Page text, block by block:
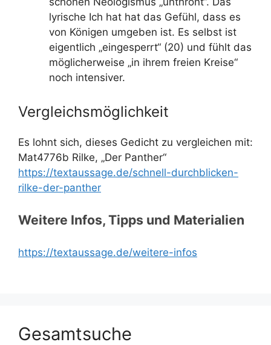
lyrische Ich hat hat das Gefühl, dass es
von Königen umgeben ist. Es selbst ist
eigentlich „eingesperrt“ (20) und fühlt das
möglicherweise „in ihrem freien Kreise“
noch intensiver.
Vergleichsmöglichkeit
Es lohnt sich, dieses Gedicht zu vergleichen mit:
Mat4776b Rilke, „Der Panther“
https://textaussage.de/schnell-durchblicken-
rilke-der-panther
Weitere Infos, Tipps und Materialien
https://textaussage.de/weitere-infos
Gesamtsuche